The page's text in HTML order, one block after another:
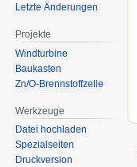
Letzte Änderungen
Projekte
Windturbine
Baukasten
Zn/O-Brennstoffzelle
Werkzeuge
Datei hochladen
Spezialseiten
Druckversion